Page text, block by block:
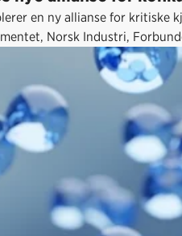
en ny allianse for kritiske
Norsk Industri,
generalforsamling.